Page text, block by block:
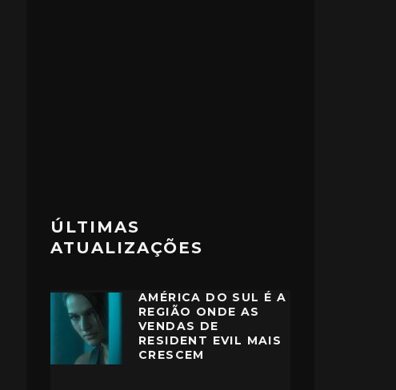
ÚLTIMAS
ATUALIZAÇÕES
AMÉRICA DO SUL É A
REGIÃO ONDE AS
VENDAS DE
RESIDENT EVIL MAIS
CRESCEM